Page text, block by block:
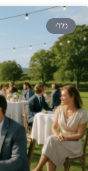
כללי